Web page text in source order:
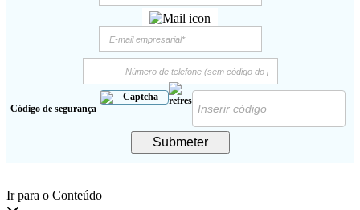
Código de segurança
Submeter
Ir para o Conteúdo